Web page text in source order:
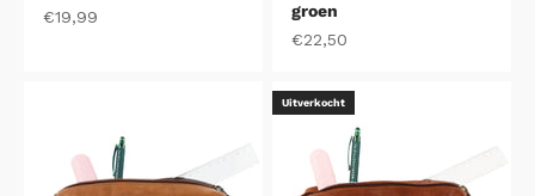
Aanbiedingsprijs
€19,99
groen
Aanbiedingsprijs
€22,50
Uitverkocht